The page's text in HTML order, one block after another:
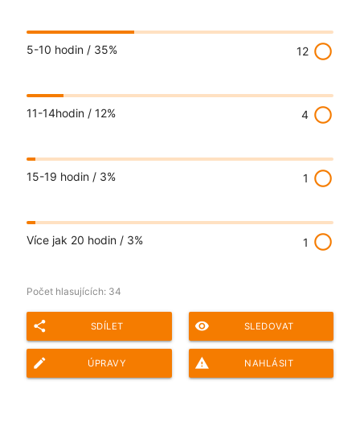
5-10 hodin / 35% 12 radio_button_unchecked
11-14hodin / 12% 4 radio_button_unchecked
15-19 hodin / 3% 1 radio_button_unchecked
Více jak 20 hodin / 3% 1 radio_button_unchecked
Počet hlasujících: 34
share SDÍLET remove_red_eye SLEDOVAT
edit ÚPRAVY report_problem NAHLÁSIT